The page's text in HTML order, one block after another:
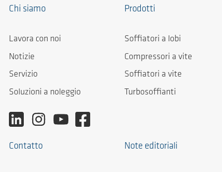
Chi siamo
Lavora con noi
Notizie
Servizio
Soluzioni a noleggio
Prodotti
Soffiatori a lobi
Compressori a vite
Soffiatori a vite
Turbosoffianti
Contatto Note editoriali